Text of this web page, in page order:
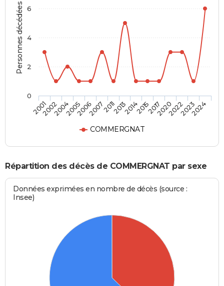
Personnes décédées
COMMERGNAT
200120022004200520062007201120132014201520172020202220232024
0
2
4
6
Répartition des décès de COMMERGNAT par sexe
Données exprimées en nombre de décès (source :
Insee)